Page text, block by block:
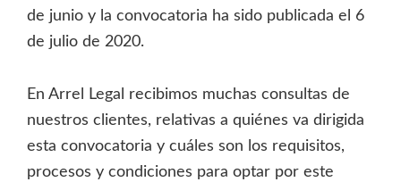
de junio y la convocatoria ha sido publicada el 6
de julio de 2020.
En Arrel Legal recibimos muchas consultas de
nuestros clientes, relativas a quiénes va dirigida
esta convocatoria y cuáles son los requisitos,
procesos y condiciones para optar por este